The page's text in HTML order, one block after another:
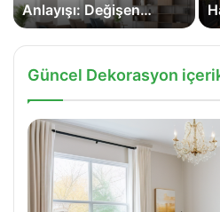
Anlayışı: Değişen
Mekânlara Uyum
Sağlayan Tasarımlar
Güncel Dekorasyon